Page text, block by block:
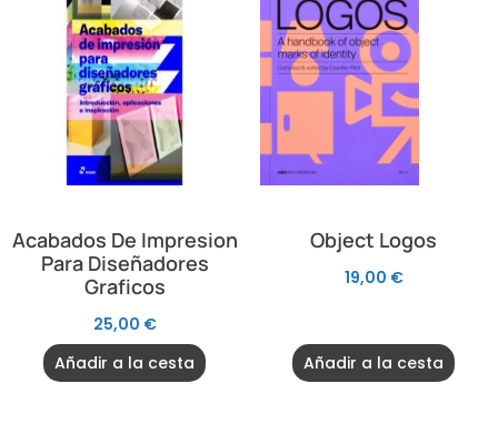
Acabados De Impresion
Para Diseñadores
Graficos
25,00 €
Añadir a la cesta
Object Logos
19,00 €
Añadir a la cesta